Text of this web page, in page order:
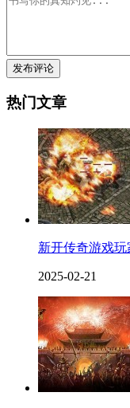
发布评论
热门文章
新开传奇游戏
2025-02-21